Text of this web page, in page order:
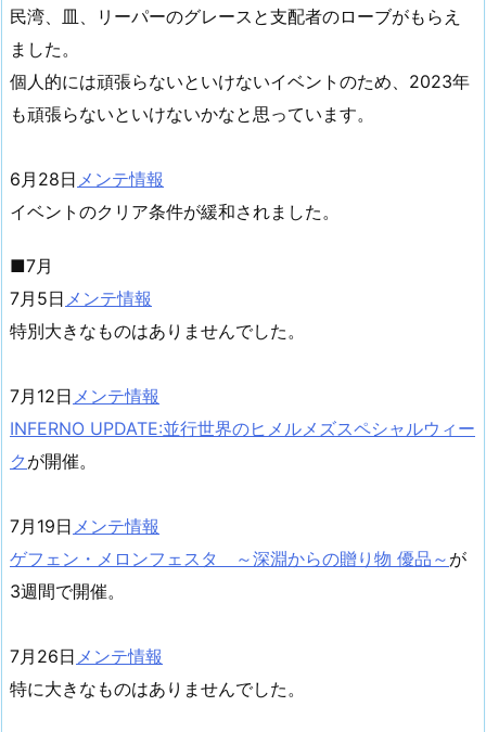
民湾、皿、リーパーのグレースと支配者のローブがもらえ
ました。
個人的には頑張らないといけないイベントのため、2023年
も頑張らないといけないかなと思っています。
6月28日 メンテ情報
イベントのクリア条件が緩和されました。
■7月
7月5日 メンテ情報
特別大きなものはありませんでした。
7月12日 メンテ情報
INFERNO UPDATE:並行世界のヒメルメズスペシャルウィー
ク が開催。
7月19日 メンテ情報
ゲフェン・メロンフェスタ ～深淵からの贈り物 優品～ が
3週間で開催。
7月26日 メンテ情報
特に大きなものはありませんでした。